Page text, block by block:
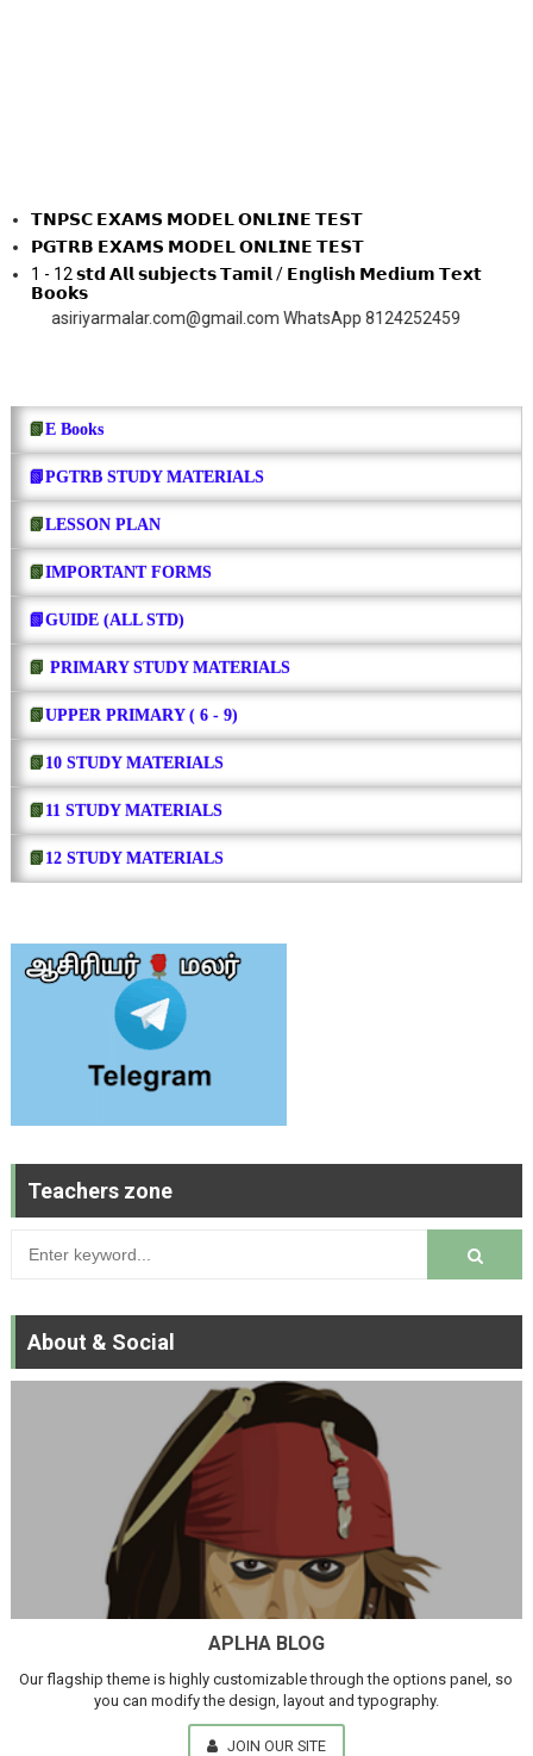
𝗧𝗡𝗣𝗦𝗖 𝗘𝗫𝗔𝗠𝗦 𝗠𝗢𝗗𝗘𝗟 𝗢𝗡𝗟𝗜𝗡𝗘 𝗧𝗘𝗦𝗧
𝗣𝗚𝗧𝗥𝗕 𝗘𝗫𝗔𝗠𝗦 𝗠𝗢𝗗𝗘𝗟 𝗢𝗡𝗟𝗜𝗡𝗘 𝗧𝗘𝗦𝗧
1 - 12 𝘀𝘁𝗱 𝗔𝗹𝗹 𝘀𝘂𝗯𝗷𝗲𝗰𝘁𝘀 𝗧𝗮𝗺𝗶𝗹 / 𝗘𝗻𝗴𝗹𝗶𝘀𝗵 𝗠𝗲𝗱𝗶𝘂𝗺 𝗧𝗲𝘅𝘁
𝗕𝗼𝗼𝗸𝘀
WhatsApp 8124252459
📗E Books
📗PGTRB STUDY MATERIALS
📗LESSON PLAN
📗IMPORTANT FORMS
📗GUIDE (ALL STD)
📗 PRIMARY STUDY MATERIALS
📗UPPER PRIMARY ( 6 - 9)
📗 10 STUDY MATERIALS
📗 11 STUDY MATERIALS
📗 12 STUDY MATERIALS
Teachers zone
About & Social
APLHA BLOG
Our flagship theme is highly customizable through the options panel, so
you can modify the design, layout and typography.
JOIN OUR SITE